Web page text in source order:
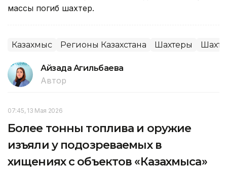
массы погиб шахтер.
Казахмыс Регионы Казахстана Шахтеры
Айзада Агильбаева
Автор
07:45, 13 Мая 2026
Более тонны топлива и оружие
изъяли у подозреваемых в
хищениях с объектов «Казахмыса»